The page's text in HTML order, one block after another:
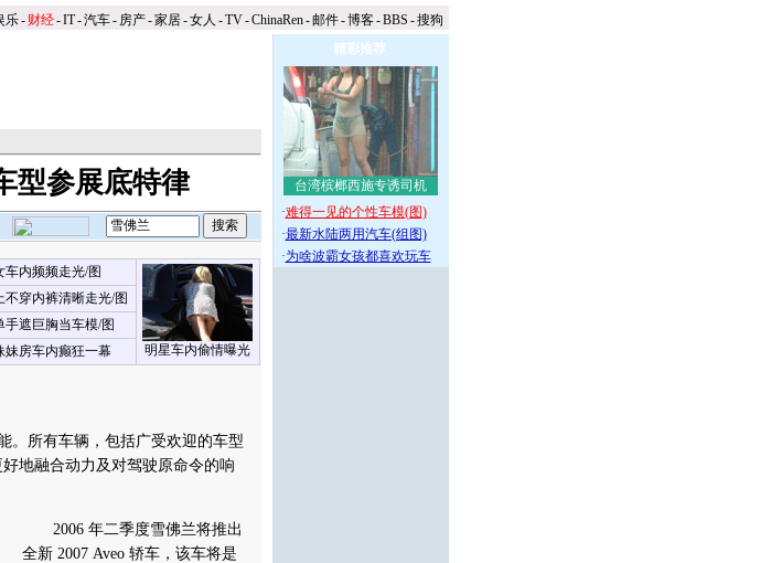
乐- 财经-IT-汽车- 房产-家居-女人 -TV-ChinaRen-邮件-博客-BBS -搜狗
型参展底特律
车内频频走光/图
明星车内偷情曝光
不穿内裤清晰走光/图
手遮巨胸当车模/图
妹房车内癫狂一幕
。所有车辆，包括广受欢迎的车型
地融合动力及对驾驶原命令的响
2006 年二季度雪佛兰将推出
全新 2007 Aveo 轿车，该车将是
精彩推荐
台湾槟榔西施专诱司机
·难得一见的个性车模(图)
·最新水陆两用汽车(组图)
·为啥波霸女孩都喜欢玩车